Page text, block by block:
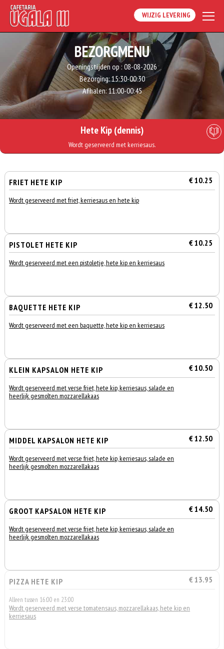
WIJZIG LEVERING
BEZORGMENU
Openingstijden op : 08-08-2026
Bezorging:15:30-00:30
Afhalen:11:00-00:45
Hete Kip (dennis)
Wordt geserveerd met kerriesaus.
FRIET HETE KIP € 10.25
Wordt geserveerd met friet, kerriesaus en hete kip
PISTOLET HETE KIP € 10.25
Wordt geserveerd met een pistoletje, hete kip en kerriesaus
BAQUETTE HETE KIP € 12.50
Wordt geserveerd met een baquette, hete kip en kerriesaus
KLEIN KAPSALON HETE KIP € 10.50
Wordt geserveerd met verse friet, hete kip, kerriesaus, salade en
heerlijk gesmolten mozzarellakaas
MIDDEL KAPSALON HETE KIP € 12.50
Wordt geserveerd met verse friet, hete kip, kerriesaus, salade en
heerlijk gesmolten mozzarellakaas
GROOT KAPSALON HETE KIP € 14.50
Wordt geserveerd met verse friet, hete kip, kerriesaus, salade en
heerlijk gesmolten mozzarellakaas
PIZZA HETE KIP € 13.95
Alleen tussen 16:00 en 23:00
Wordt geserveerd met verse tomatensaus, mozzarellakaas, hete kip en
kerriesaus